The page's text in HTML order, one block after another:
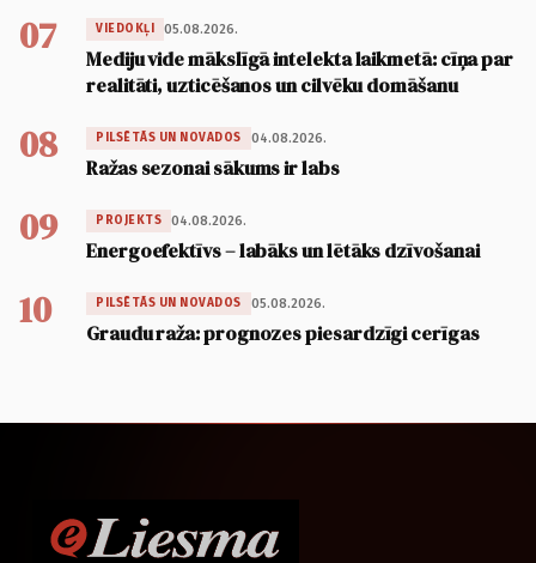
07 VIEDOKĻI 05.08.2026.
Mediju vide mākslīgā intelekta laikmetā: cīņa par
realitāti, uzticēšanos un cilvēku domāšanu
08 PILSĒTĀS UN NOVADOS 04.08.2026.
Ražas sezonai sākums ir labs
09 PROJEKTS 04.08.2026.
Energoefektīvs – labāks un lētāks dzīvošanai
10 PILSĒTĀS UN NOVADOS 05.08.2026.
Graudu raža: prognozes piesardzīgi cerīgas